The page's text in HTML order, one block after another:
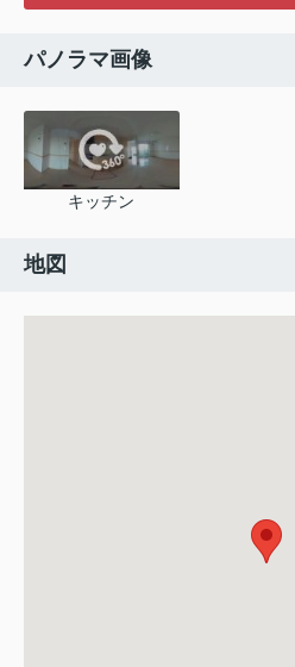
パノラマ画像
キッチン
地図